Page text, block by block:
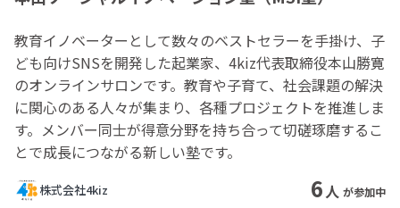
教育イノベーターとして数々のベストセラーを手掛け、子
ども向けSNSを開発した起業家、4kiz代表取締役本山勝寛
のオンラインサロンです。教育や子育て、社会課題の解決
に関心のある人々が集まり、各種プロジェクトを推進しま
す。メンバー同士が得意分野を持ち合って切磋琢磨するこ
とで成長につながる新しい塾です。
株式会社4kiz 6人 が参加中